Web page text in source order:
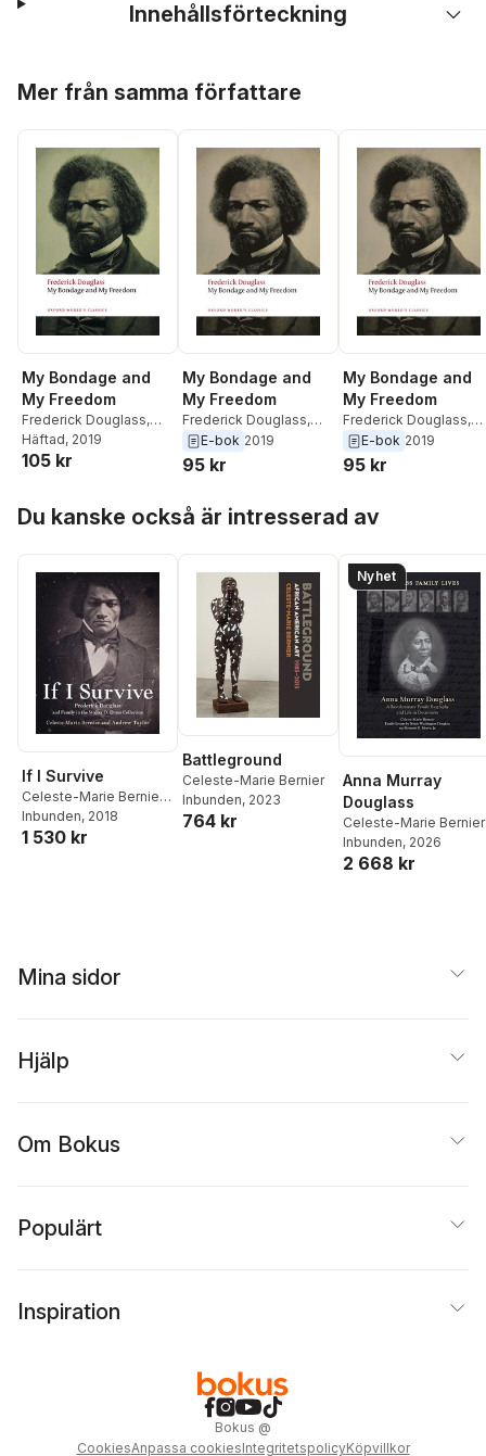
Innehållsförteckning
Mer från samma författare
My Bondage and
My Freedom
Frederick Douglass,
Celeste-Marie Bernier
Häftad, 2019
105 kr
My Bondage and
My Freedom
Frederick Douglass,
Celeste-Marie Bernier
E-bok 2019
95 kr
My Bondage and
My Freedom
Frederick Douglass,
Celeste-Marie Bernier
E-bok 2019
95 kr
Du kanske också är intresserad av
If I Survive
Celeste-Marie Bernier ,
Andrew Taylor
Inbunden, 2018
1 530 kr
Battleground
Celeste-Marie Bernier
Inbunden, 2023
764 kr
Nyhet
Anna Murray
Douglass
Celeste-Marie Bernier
Inbunden, 2026
2 668 kr
Mina sidor
Hjälp
Om Bokus
Populärt
Inspiration
Bokus @
CookiesAnpassa cookiesIntegritetspolicyKöpvillkor